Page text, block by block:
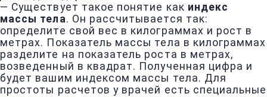
— Существует такое понятие как индекс
массы тела. Он рассчитывается так:
определите свой вес в килограммах и рост в
метрах. Показатель массы тела в килограммах
разделите на показатель роста в метрах,
возведенный в квадрат. Полученная цифра и
будет вашим индексом массы тела. Для
простоты расчетов у врачей есть специальные